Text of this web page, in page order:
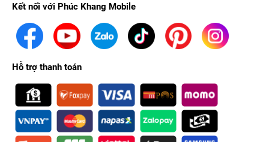
Kết nối với Phúc Khang Mobile
Hỗ trợ thanh toán